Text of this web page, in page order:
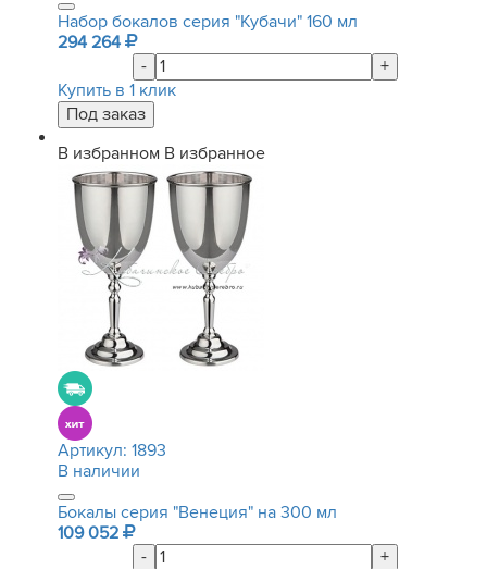
Набор бокалов серия "Кубачи" 160 мл
294 264
-
+
Купить в 1 клик
В избранном В избранное
Артикул: 1893
В наличии
Бокалы серия "Венеция" на 300 мл
109 052
-
+